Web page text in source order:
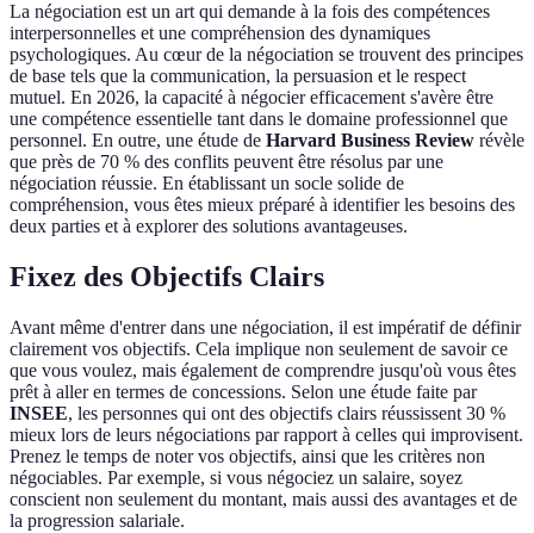
La négociation est un art qui demande à la fois des compétences
interpersonnelles et une compréhension des dynamiques
psychologiques. Au cœur de la négociation se trouvent des principes
de base tels que la communication, la persuasion et le respect
mutuel. En 2026, la capacité à négocier efficacement s'avère être
une compétence essentielle tant dans le domaine professionnel que
personnel. En outre, une étude de Harvard Business Review révèle
que près de 70 % des conflits peuvent être résolus par une
négociation réussie. En établissant un socle solide de
compréhension, vous êtes mieux préparé à identifier les besoins des
deux parties et à explorer des solutions avantageuses.
Fixez des Objectifs Clairs
Avant même d'entrer dans une négociation, il est impératif de définir
clairement vos objectifs. Cela implique non seulement de savoir ce
que vous voulez, mais également de comprendre jusqu'où vous êtes
prêt à aller en termes de concessions. Selon une étude faite par
INSEE, les personnes qui ont des objectifs clairs réussissent 30 %
mieux lors de leurs négociations par rapport à celles qui improvisent.
Prenez le temps de noter vos objectifs, ainsi que les critères non
négociables. Par exemple, si vous négociez un salaire, soyez
conscient non seulement du montant, mais aussi des avantages et de
la progression salariale.